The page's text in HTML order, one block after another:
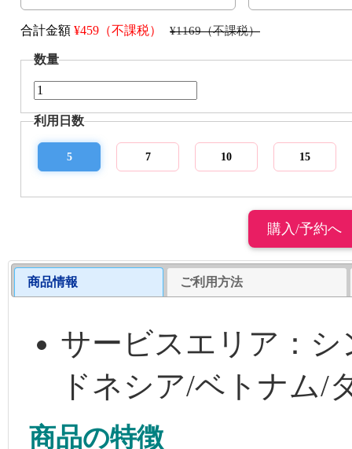
合計金額 ¥459（不課税） ¥1169（不課税）
数量
利用日数
5 7 10 15
商品情報 ご利用方法
サービスエリア：
ドネシア/ベトナム/
商品の特徴